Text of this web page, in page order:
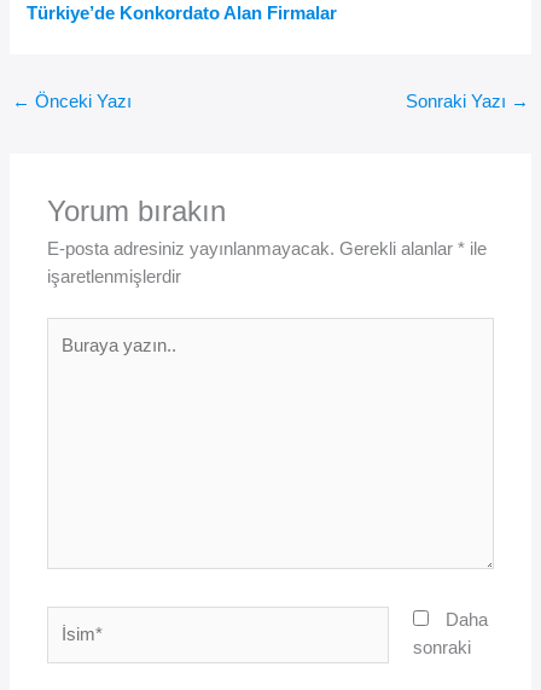
Türkiye’de Konkordato Alan Firmalar
← Önceki Yazı Sonraki Yazı →
Yorum bırakın
E-posta adresiniz yayınlanmayacak. Gerekli alanlar* ile
işaretlenmişlerdir
yazın..
Daha
sonraki